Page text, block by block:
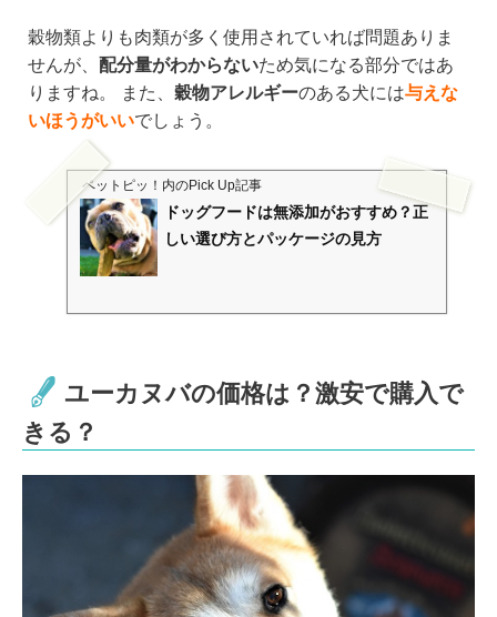
穀物類よりも肉類が多く使用されていれば問題ありま
せんが、 配分量がわからないため気になる部分ではあ
りますね。 また、 穀物アレルギーのある犬には与えな
いほうがいいでしょう。
ペットピッ！ 内のPick Up記事
ドッグフードは無添加がおすすめ？正
しい選び方とパッケージの見方
ユーカヌバの価格は？激安で購入で
きる？